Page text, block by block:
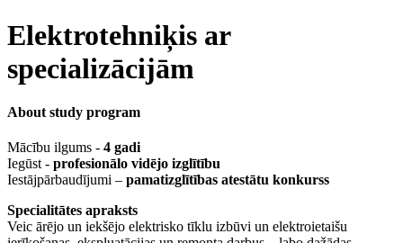
Elektrotehniķis ar
specializācijām
About study program
Mācību ilgums - 4 gadi
Iegūst - profesionālo vidējo izglītību
Iestājpārbaudījumi – pamatizglītības atestātu konkurss
Specialitātes apraksts
Veic ārējo un iekšējo elektrisko tīklu izbūvi un elektroietaišu